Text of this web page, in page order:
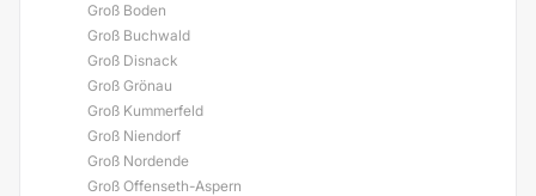
Groß Boden
Groß Buchwald
Groß Disnack
Groß Grönau
Groß Kummerfeld
Groß Niendorf
Groß Nordende
Groß Offenseth-Aspern